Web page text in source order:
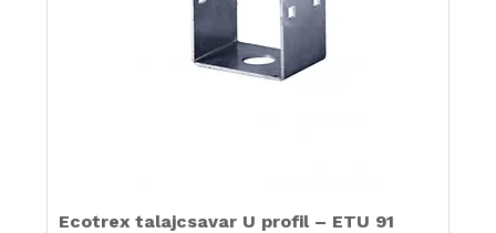
Ecotrex talajcsavar U profil – ETU 91